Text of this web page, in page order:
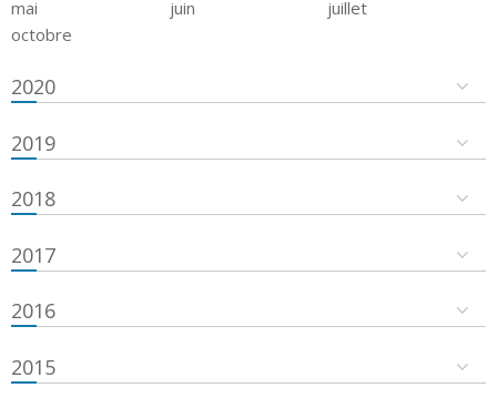
mai
juin
juillet
octobre
2020
2019
2018
2017
2016
2015